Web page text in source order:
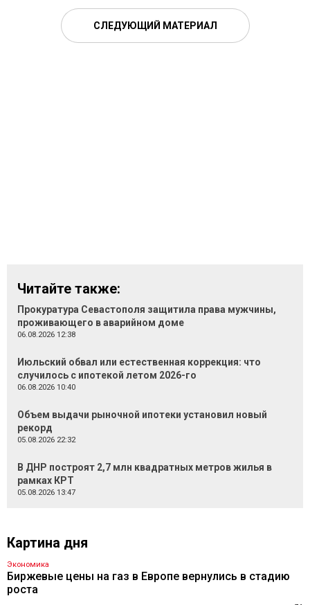
СЛЕДУЮЩИЙ МАТЕРИАЛ
Читайте также:
Прокуратура Севастополя защитила права мужчины,
проживающего в аварийном доме
06.08.2026 12:38
Июльский обвал или естественная коррекция: что
случилось с ипотекой летом 2026-го
06.08.2026 10:40
Объем выдачи рыночной ипотеки установил новый
рекорд
05.08.2026 22:32
В ДНР построят 2,7 млн квадратных метров жилья в
рамках КРТ
05.08.2026 13:47
Картина дня
Экономика
Биржевые цены на газ в Европе вернулись в стадию
роста